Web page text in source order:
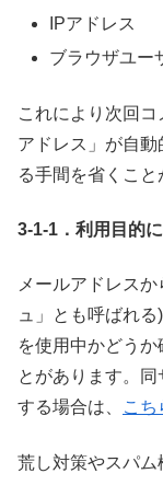
IPアドレス
ブラウザユー
これにより次回
アドレス」が自
る手間を省くこと
3-1-1．利用目的
メールアドレス
ュ」とも呼ばれ
を使用中かどう
とがあります。
する場合は、
こち
荒し対策やスパ